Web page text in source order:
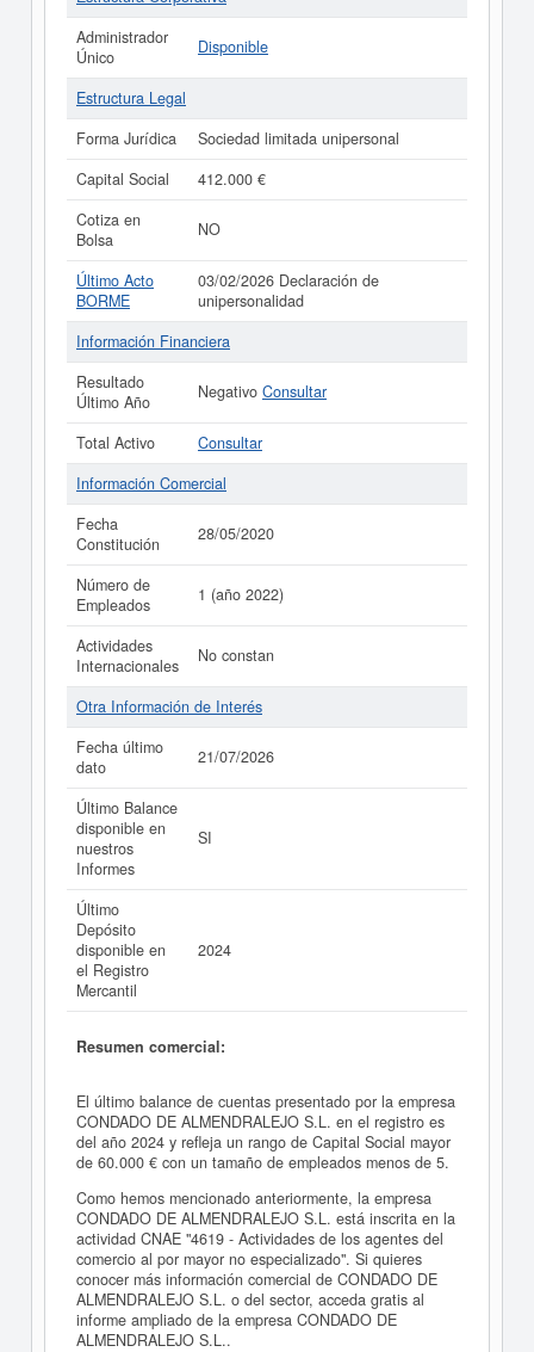
Administrador
Único
Disponible
Estructura Legal
Forma Jurídica
Sociedad limitada unipersonal
Capital Social
412.000 €
Cotiza en
Bolsa
NO
Último Acto
BORME
03/02/2026 Declaración de
unipersonalidad
Información Financiera
Resultado
Último Año
Negativo Consultar
Total Activo
Consultar
Información Comercial
Fecha
Constitución
28/05/2020
Número de
Empleados
1 (año 2022)
Actividades
Internacionales
No constan
Otra Información de Interés
Fecha último
dato
21/07/2026
Último Balance
disponible en
nuestros
Informes
SI
Último
Depósito
disponible en
el Registro
Mercantil
2024
Resumen comercial:
El último balance de cuentas presentado por la empresa
CONDADO DE ALMENDRALEJO S.L. en el registro es
del año 2024 y refleja un rango de Capital Social mayor
de 60.000 € con un tamaño de empleados menos de 5.
Como hemos mencionado anteriormente, la empresa
CONDADO DE ALMENDRALEJO S.L. está inscrita en la
actividad CNAE "4619 - Actividades de los agentes del
comercio al por mayor no especializado". Si quieres
conocer más información comercial de CONDADO DE
ALMENDRALEJO S.L. o del sector, acceda gratis al
informe ampliado de la empresa CONDADO DE
ALMENDRALEJO S.L..